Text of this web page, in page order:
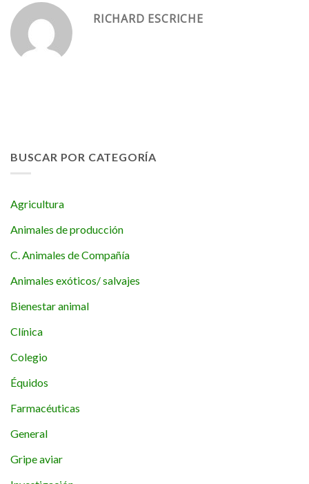
RICHARD ESCRICHE
BUSCAR POR CATEGORÍA
Agricultura
Animales de producción
C. Animales de Compañía
Animales exóticos/ salvajes
Bienestar animal
Clínica
Colegio
Équidos
Farmacéuticas
General
Gripe aviar